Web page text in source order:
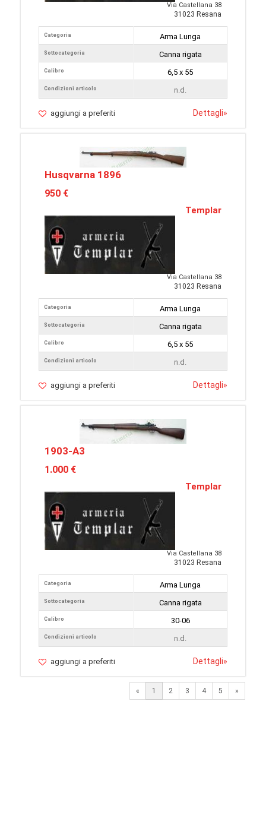
Via Castellana 38
31023 Resana
Categoria
Sottocategoria
Calibro
Condizioni articolo
Arma Lunga
Canna rigata
6,5 x 55
n.d.
aggiungi a preferiti Dettagli»
Husqvarna 1896
950 €
Templar
Via Castellana 38
31023 Resana
Categoria
Sottocategoria
Calibro
Condizioni articolo
Arma Lunga
Canna rigata
6,5 x 55
n.d.
aggiungi a preferiti Dettagli»
1903-A3
1.000 €
Templar
Via Castellana 38
31023 Resana
Categoria
Sottocategoria
Calibro
Condizioni articolo
Arma Lunga
Canna rigata
30-06
n.d.
aggiungi a preferiti Dettagli»
« 1 2 3 4 5 »